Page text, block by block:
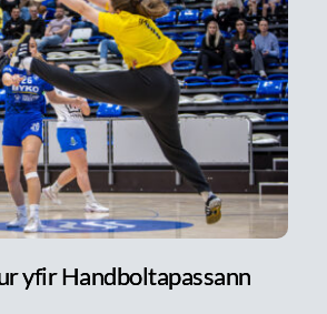
yfir Handboltapassann